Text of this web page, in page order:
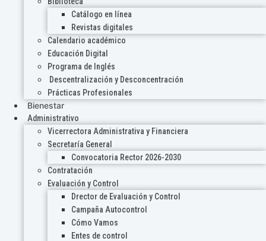
Catálogo en línea
Revistas digitales
Calendario académico
Educación Digital
Programa de Inglés
Descentralización y Desconcentración
Prácticas Profesionales
Bienestar
Administrativo
Vicerrectora Administrativa y Financiera
Secretaría General
Convocatoria Rector 2026-2030
Contratación
Evaluación y Control
Drector de Evaluación y Control
Campaña Autocontrol
Cómo Vamos
Entes de control